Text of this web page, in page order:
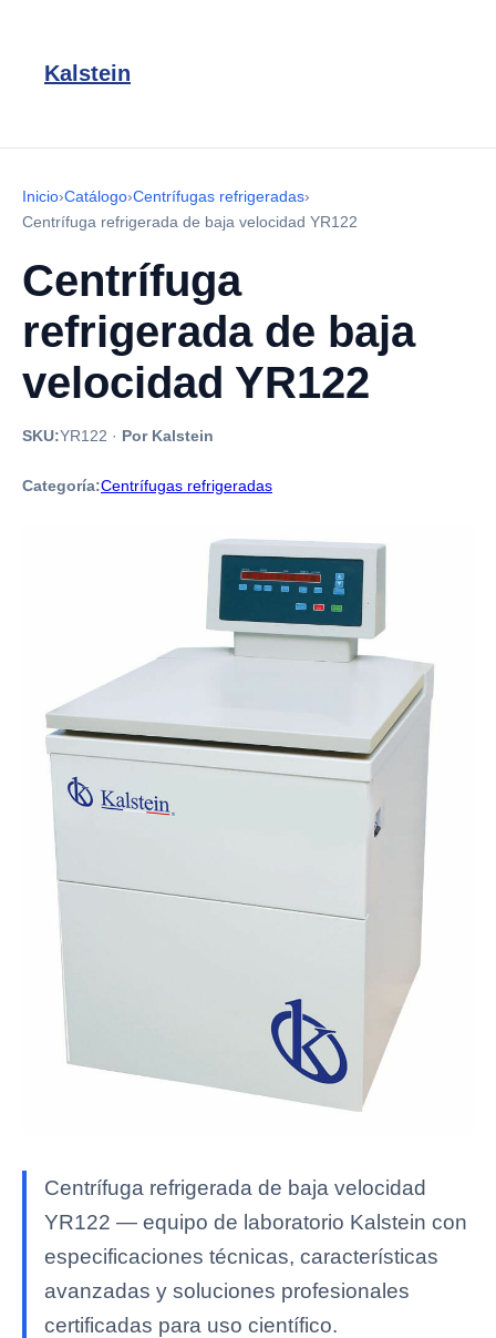
Kalstein
Inicio›Catálogo›Centrífugas refrigeradas›
Centrífuga refrigerada de baja velocidad YR122
Centrífuga
refrigerada de baja
velocidad YR122
SKU:YR122 · Por Kalstein
Categoría:Centrífugas refrigeradas
Centrífuga refrigerada de baja velocidad
YR122 — equipo de laboratorio Kalstein con
especificaciones técnicas, características
avanzadas y soluciones profesionales
certificadas para uso científico.